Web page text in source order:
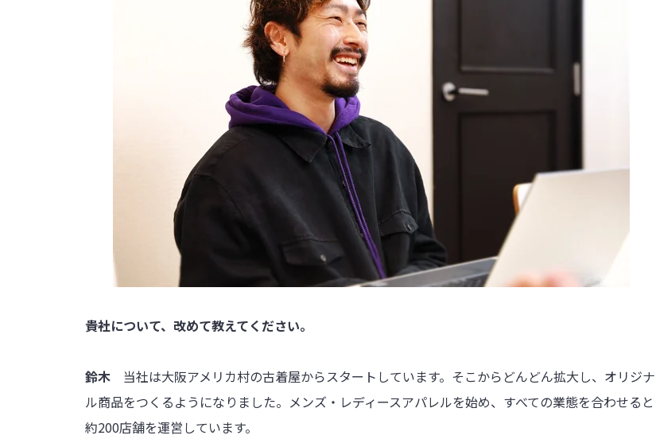
――貴社について、改めて教えてください。
鈴木 当社は大阪アメリカ村の古着屋からスタートしています。そこからどんどん拡大し、オリジナ
ル商品をつくるようになりました。メンズ・レディースアパレルを始め、すべての業態を合わせると
約200店舗を運営しています。